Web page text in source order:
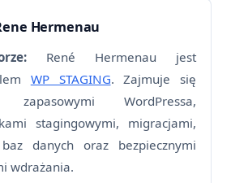
Hermenau
René Hermenau jest
WP STAGING. Zajmuje się
zapasowymi WordPressa,
stagingowymi, migracjami,
baz danych oraz bezpiecznymi
wdrażania.